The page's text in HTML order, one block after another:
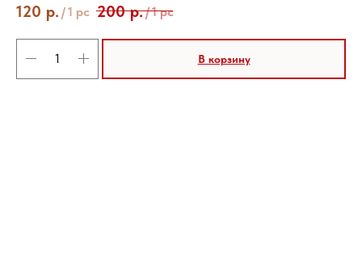
120 р. /1 pc 200 р./1 pc
В корзину